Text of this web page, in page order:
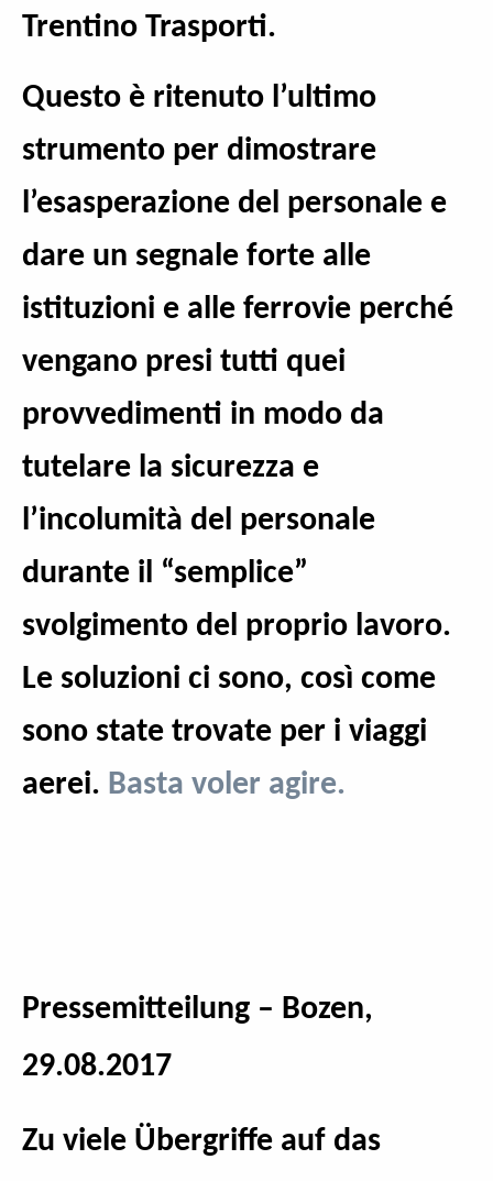
Trentino Trasporti.
Questo è ritenuto l’ultimo
strumento per dimostrare
l’esasperazione del personale e
dare un segnale forte alle
istituzioni e alle ferrovie perché
vengano presi tutti quei
provvedimenti in modo da
tutelare la sicurezza e
l’incolumità del personale
durante il “semplice”
svolgimento del proprio lavoro.
Le soluzioni ci sono, così come
sono state trovate per i viaggi
aerei. Basta voler agire.
Pressemitteilung – Bozen,
29.08.2017
Zu viele Übergriffe auf das